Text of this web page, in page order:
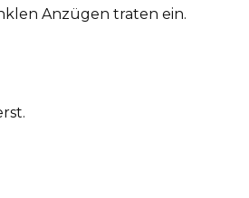
Anzügen traten ein.